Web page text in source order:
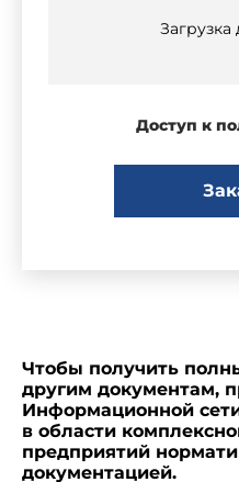
Загрузка
Доступ к
Чтобы получить
другим документам,
Информационной
в области
предприятий
документацией.